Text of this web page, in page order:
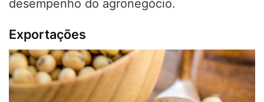
desempenho do agronegócio.
Exportações